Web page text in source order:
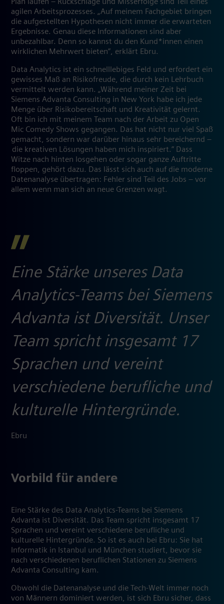
Plan laufen – Rückschläge und Misserfolge sind Teil eines
agilen Arbeitsprozesses. „Auf meinem Fachgebiet bringen
die aufgestellten Hypothesen nicht immer die erwarteten
Ergebnisse. Genau diese Informationen sind aber
unbezahlbar. Denn so kannst du den Kund*innen einen
wirklichen Mehrwert bieten”, erklärt Ebru.
Data Analytics ist ein schnelllebiges Feld und erfordert ein
gewisses Maß an Risikofreude, die durch kein Lehrbuch
vermittelt werden kann. „Während meiner Zeit bei
Siemens Advanta Consulting in New York habe ich jede
Menge über Risikobereitschaft und Kreativität gelernt.
Oft bin ich mit meinem Team nach der Arbeit zu Open
Mic Comedy Shows gegangen. Das hat nicht nur viel Spaß
gemacht, sondern war darüber hinaus sehr bereichernd –
die kreativen Lösungen haben mich inspiriert.” Dass
Witze nach hinten losgehen oder sogar ganze Auftritte
floppen, gehört dazu. Das lässt sich auch auf die moderne
Datenanalyse übertragen: Fehler sind Teil des Jobs – vor
allem wenn man sich an neue Grenzen wagt.
Eine Stärke unseres Data
Analytics-Teams bei Siemens
Advanta ist Diversität. Unser
Team spricht insgesamt 17
Sprachen und vereint
verschiedene berufliche und
kulturelle Hintergründe.
Ebru
Vorbild für andere
Eine Stärke des Data Analytics-Teams bei Siemens
Advanta ist Diversität. Das Team spricht insgesamt 17
Sprachen und vereint verschiedene berufliche und
kulturelle Hintergründe. So ist es auch bei Ebru: Sie hat
Informatik in Istanbul und München studiert, bevor sie
nach verschiedenen beruflichen Stationen zu Siemens
Advanta Consulting kam.
Obwohl die Datenanalyse und die Tech-Welt immer noch
von Männern dominiert werden, ist sich Ebru sicher, dass